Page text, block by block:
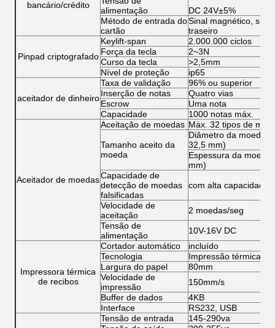
bancário/crédito
alimentação
DC 24V±5%
Método de entrada do
cartão
Sinal magnético,
traseiro
Pinpad criptografado
Keylift‐span
2.000.000 ciclos
Força da tecla
2~3N
Curso da tecla
>2,5mm
Nível de proteção
ip65
aceitador de dinheiro
Taxa de validação
96% ou superior
Inserção de notas
Quatro vias
Escrow
Uma nota
Capacidade
1000 notas máx.
Aceitador de moedas
Aceitação de moedas Máx. 32 tipos de
Tamanho aceito da
moeda
Diâmetro da moeda:
32,5 mm)
Espessura da
mm)
Capacidade de
detecção de moedas
falsificadas
com alta capacidade
Velocidade de
aceitação
2 moedas/seg
Tensão de
alimentação
10V-16V DC
Impressora térmica
de recibos
Cortador automático
incluído
Tecnologia
Impressão térmica
Largura do papel
80mm
Velocidade de
impressão
150mm/s
Buffer de dados
4KB
Interface
RS232, USB
Tensão de entrada
145-290va